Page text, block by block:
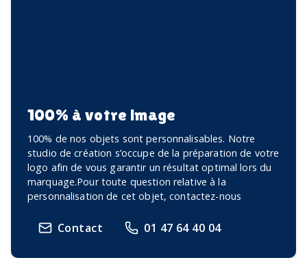
100% à votre image
100% de nos objets sont personnalisables. Notre
studio de création s’occupe de la préparation de votre
logo afin de vous garantir un résultat optimal lors du
marquage.Pour toute question relative à la
personnalisation de cet objet, contactez-nous
Contact 01 47 64 40 04